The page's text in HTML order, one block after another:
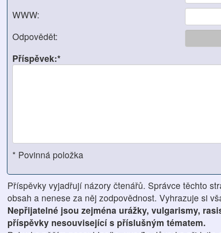
WWW:
Odpovědět:
Příspěvek:*
* Povinná položka
Příspěvky vyjadřují názory čtenářů. Správce těchto
obsah a nenese za něj zodpovědnost. Vyhrazuje si
Nepřijatelné jsou zejména urážky, vulgarismy,
příspěvky nesouvisející s příslušným tématem.